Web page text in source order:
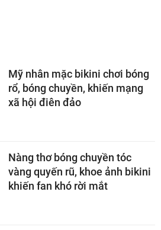
Mỹ nhân mặc bikini chơi bóng
rổ, bóng chuyền, khiến mạng
xã hội điên đảo
Nàng thơ bóng chuyền tóc
vàng quyến rũ, khoe ảnh bikini
khiến fan khó rời mắt